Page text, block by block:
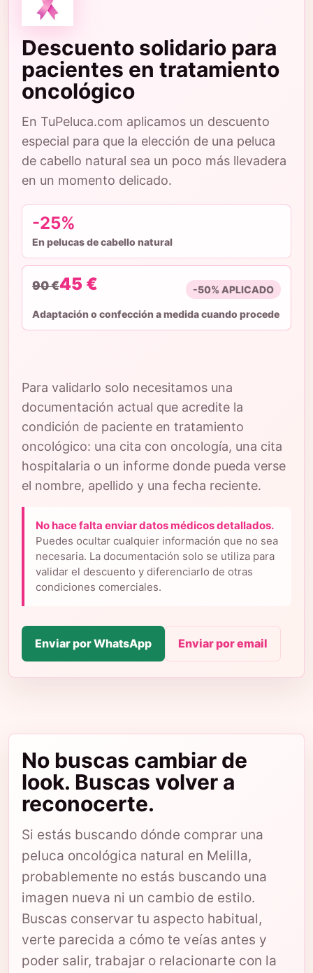
Descuento solidario para
pacientes en tratamiento
oncológico
En TuPeluca.com aplicamos un descuento
especial para que la elección de una peluca
de cabello natural sea un poco más llevadera
en un momento delicado.
-25%
En pelucas de cabello natural
90 €45 € -50% APLICADO
Adaptación o confección a medida cuando procede
Para validarlo solo necesitamos una
documentación actual que acredite la
condición de paciente en tratamiento
oncológico: una cita con oncología, una cita
hospitalaria o un informe donde pueda verse
el nombre, apellido y una fecha reciente.
No hace falta enviar datos médicos detallados.
Puedes ocultar cualquier información que no sea
necesaria. La documentación solo se utiliza para
validar el descuento y diferenciarlo de otras
condiciones comerciales.
Enviar por WhatsApp Enviar por email
No buscas cambiar de
look. Buscas volver a
reconocerte.
Si estás buscando dónde comprar una
peluca oncológica natural en Melilla,
probablemente no estás buscando una
imagen nueva ni un cambio de estilo.
Buscas conservar tu aspecto habitual,
verte parecida a cómo te veías antes y
poder salir, trabajar o relacionarte con la